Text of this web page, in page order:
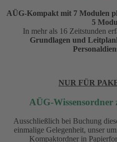
AÜG-Kompakt mit 7 Modulen
5
In mehr als 16 Zeitstunden
Grundlagen und
NUR FÜR
AÜG-
Ausschließlich bei Buchung
einmalige Gelegenheit, unser
Kompaktordner in